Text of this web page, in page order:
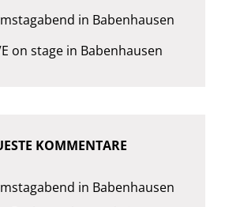
in Babenhausen
on stage in Babenhausen
KOMMENTARE
in Babenhausen